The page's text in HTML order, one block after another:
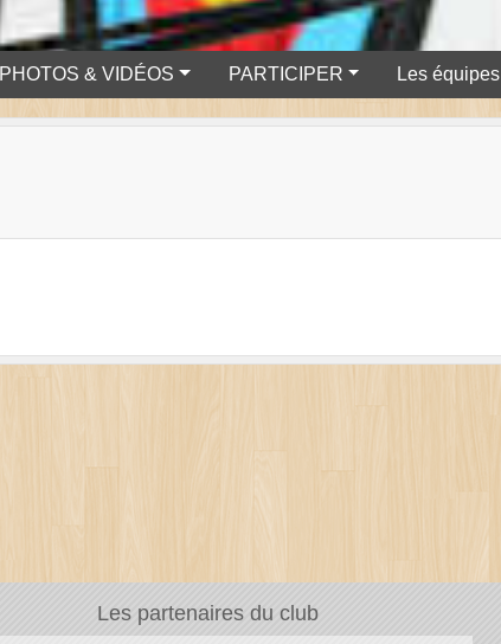
PHOTOS & VIDÉOS PARTICIPER Les équipes
Les partenaires du club